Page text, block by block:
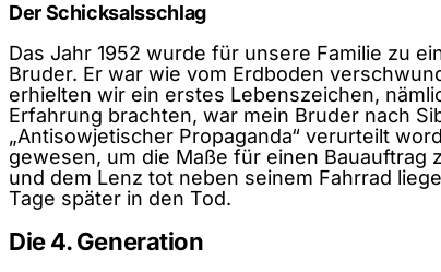
Der Schicksalsschlag
Das Jahr 1952 wurde für unsere Familie zu
Bruder. Er war wie vom Erdboden
erhielten wir ein erstes Lebenszeichen,
Erfahrung brachten, war mein Bruder nach
„Antisowjetischer Propaganda“ verurteilt
gewesen, um die Maße für einen Bauauftrag
und dem Lenz tot neben seinem Fahrrad
Tage später in den Tod.
Die 4. Generation